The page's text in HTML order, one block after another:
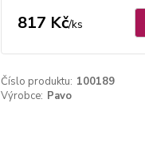
817 Kč/ks
Číslo produktu: 100189
Výrobce: Pavo